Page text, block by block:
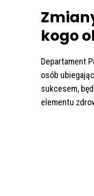
kogo
Departament
osób
sukcesem,
elementu